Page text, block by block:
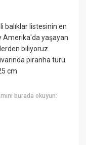
balıklar listesinin en
Amerika'da yaşayan
biliyoruz.
piranha türü
cm
burada okuyun: